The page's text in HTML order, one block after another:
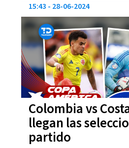
Colombia vs
llegan las
partido
15:43 28-06-2024